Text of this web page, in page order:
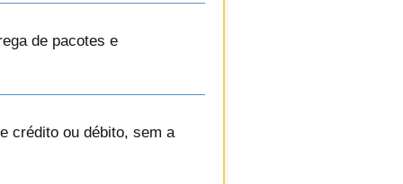
de pacotes e
crédito ou débito, sem a